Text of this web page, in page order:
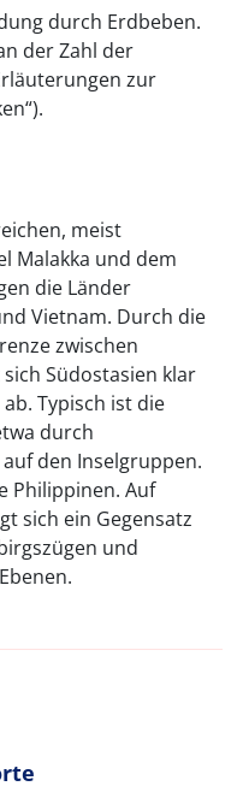
durch Erdbeben.
der Zahl der
zur
meist
Malakka und dem
die Länder
Vietnam. Durch die
zwischen
Südostasien klar
Typisch ist die
durch
den Inselgruppen.
Philippinen. Auf
sich ein Gegensatz
und